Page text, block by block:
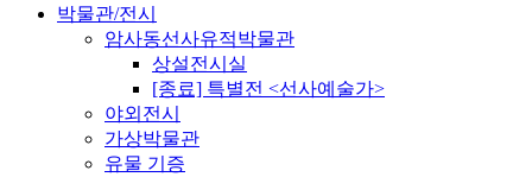
박물관/전시
암사동선사유적박물관
상설전시실
[종료] 특별전 <선사예술가>
야외전시
가상박물관
유물 기증